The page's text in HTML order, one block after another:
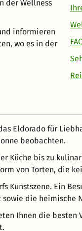
der Wellness
informieren
wo es in der
Eldorado für
beobachten.
bis zu
von Torten, die
Ein
die heimische
Ihnen die besten